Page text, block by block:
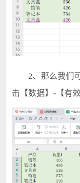
2、那么我们可
击【数据】-【有